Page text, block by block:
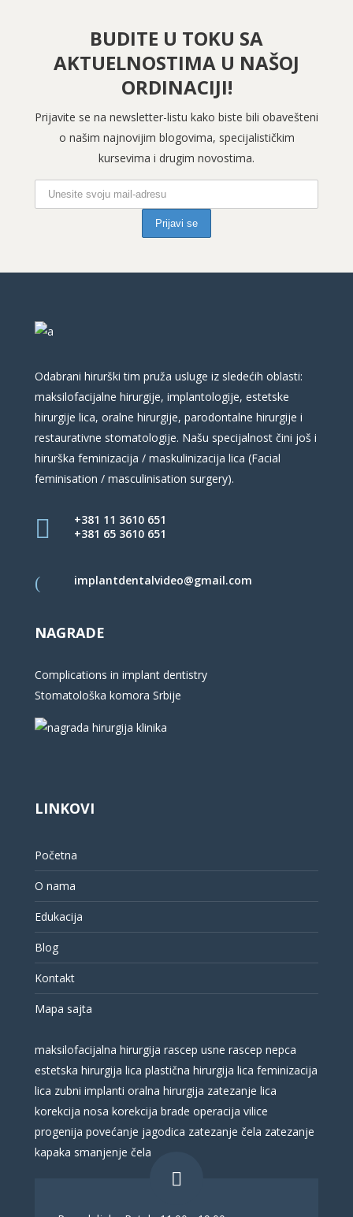
BUDITE U TOKU SA
AKTUELNOSTIMA U NAŠOJ
ORDINACIJI!
Prijavite se na newsletter-listu kako biste bili obavešteni
o našim najnovijim blogovima, specijalističkim
kursevima i drugim novostima.
Odabrani hirurški tim pruža usluge iz sledećih oblasti:
maksilofacijalne hirurgije, implantologije, estetske
hirurgije lica, oralne hirurgije, parodontalne hirurgije i
restaurativne stomatologije. Našu specijalnost čini još i
hirurška feminizacija / maskulinizacija lica (Facial
feminisation / masculinisation surgery).
+381 11 3610 651
+381 65 3610 651
implantdentalvideo@gmail.com
NAGRADE
Complications in implant dentistry
Stomatološka komora Srbije
LINKOVI
Početna
O nama
Edukacija
Blog
Kontakt
Mapa sajta
maksilofacijalna hirurgija rascep usne rascep nepca
estetska hirurgija lica plastična hirurgija lica feminizacija
lica zubni implanti oralna hirurgija zatezanje lica
korekcija nosa korekcija brade operacija vilice
progenija povećanje jagodica zatezanje čela zatezanje
kapaka smanjenje čela